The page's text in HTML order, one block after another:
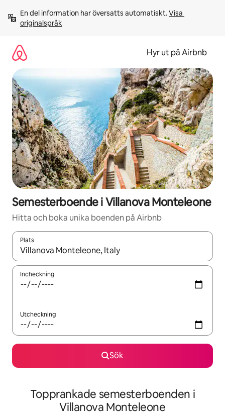
innehåll
En del information har översatts automatiskt. Visa
originalspråk
Hyr ut på Airbnb
Semesterboende i Villanova Monteleone
Hitta och boka unika boenden på Airbnb
Plats
När resultaten är tillgängliga kan du navigera med upp- och
Incheckning
Utcheckning
Sök
Topprankade semesterboenden i
Villanova Monteleone